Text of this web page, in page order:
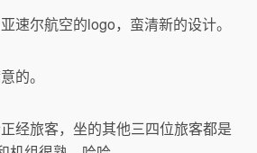
速尔航空的logo，蛮清新的设计。
的。
经旅客，坐的其他三四位旅客都是